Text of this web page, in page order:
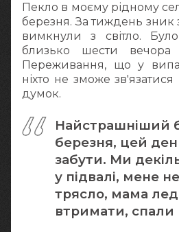
Пекло в моєму рідному
березня. За тиждень зник
вимкнули з світло.
близько шести вечора
Переживання, що у
ніхто не зможе
думок.
Найстрашніший
березня, цей
забути. Ми
у підвалі, мене
трясло, мама
втримати, спали